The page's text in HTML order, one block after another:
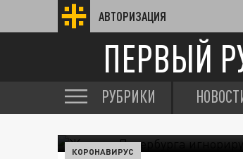
АВТОРИЗАЦИЯ
ПЕРВЫЙ
РУБРИКИ
КОРОНАВИРУС